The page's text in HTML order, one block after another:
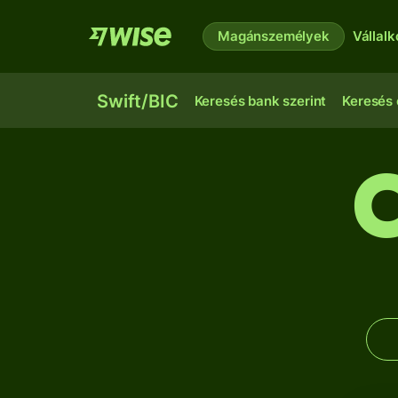
Magánszemélyek
Swift/BIC Keresés bank szerint Keresés